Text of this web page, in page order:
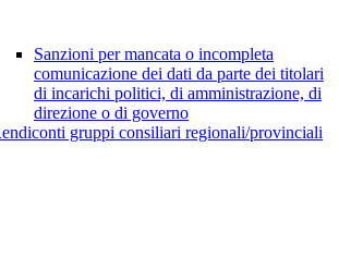
Sanzioni per mancata o incompleta
comunicazione dei dati da parte dei titolari
di incarichi politici, di amministrazione, di
direzione o di governo
gruppi consiliari regionali/provinciali